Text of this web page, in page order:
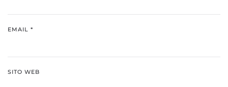
EMAIL *
SITO WEB